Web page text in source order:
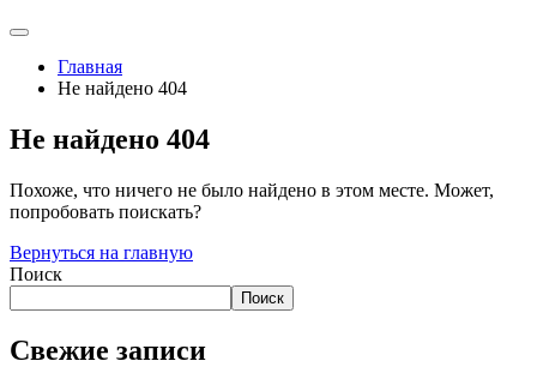
Главная
Не найдено 404
Не найдено 404
Похоже, что ничего не было найдено в этом месте. Может,
попробовать поискать?
Вернуться на главную
Поиск
Поиск
Свежие записи